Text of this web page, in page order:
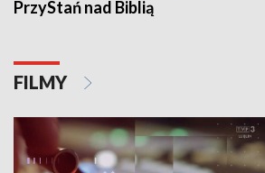
PrzyStań nad Biblią
FILMY